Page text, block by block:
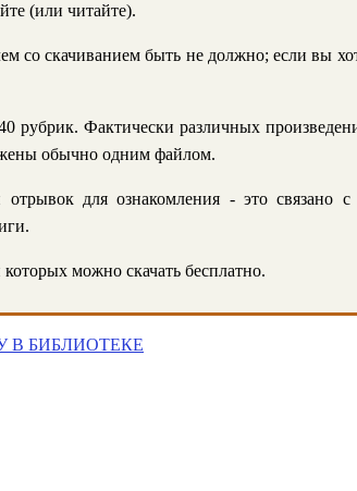
(или читайте).
со скачиванием быть не должно; если вы
рубрик. Фактически различных
обычно одним файлом.
для ознакомления - это связано с
можно скачать бесплатно.
В БИБЛИОТЕКЕ